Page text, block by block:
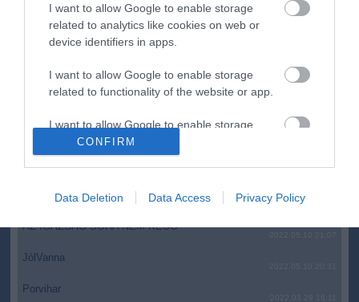
I want to allow Google to enable storage
related to analytics like cookies on web or
device identifiers in apps.
I want to allow Google to enable storage
related to functionality of the website or app.
I want to allow Google to enable storage
related to personalization.
related to security, including authentication
functionality and fraud prevention, and other
user protection.
CONFIRM
Data Deletion Data Access Privacy Policy
A Miniszterelnökség felmondta a Lounge Eventtel kötött
keretszerződését
Megérkezett az eső a Duna vízgyűjtőjére
top cikkek:
Nem is olyan egészséges a népszerű banán?
top fórum témák:
Tanár Úr gyere, mindjárt lesz Lillád!
2022.05.10 21:11
AZ IGAZSÁG SOHA NEM KÉSŐ
JólVanna
Porvihar